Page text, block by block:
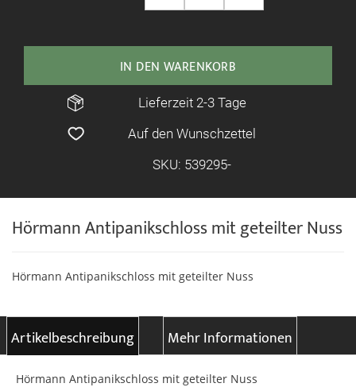
Hörmann Antipanikschloss mit geteilter Nuss
IN DEN WARENKORB
Lieferzeit 2-3 Tage
Auf den Wunschzettel
SKU: 539295-
Hörmann Antipanikschloss mit geteilter Nuss
Artikelbeschreibung Mehr Informationen
Hörmann Antipanikschloss mit geteilter Nuss